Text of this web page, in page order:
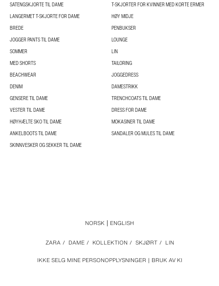
SATENGSKJORTE TIL DAME
T-SKJORTER FOR KVINNER MED KORTE ERMER
LANGERMET T-SKJORTE FOR DAME
HØY MIDJE
BREDE
PENBUKSER
JOGGER PANTS TIL DAME
LOUNGE
SOMMER
LIN
MED SHORTS
TAILORING
BEACHWEAR
JOGGEDRESS
DENIM
DAMESTRIKK
GENSERE TIL DAME
TRENCHCOATS TIL DAME
VESTER TIL DAME
DRESS FOR DAME
HØYHÆLTE SKO TIL DAME
MOKASINER TIL DAME
ANKELBOOTS TIL DAME
SANDALER OG MULES TIL DAME
SKINNVESKER OG SEKKER TIL DAME
IKKE SELG MINE PERSONOPPLYSNINGER BRUK AV KI
ZARA / DAME / KOLLEKTION / SKJØRT / LIN
NORSK ENGLISH